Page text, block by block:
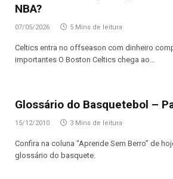
NBA?
07/05/2026 5 Mins de leitura
Celtics entra no offseason com dinheiro
importantes O Boston Celtics chega ao…
Glossário do Basquetebol –
15/12/2010 3 Mins de leitura
Confira na coluna “Aprende Sem Berro” de
glossário do basquete.